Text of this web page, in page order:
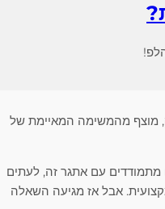
מהמשימה המאיימת של
מתמודדים עם אתגר זה, לעתים
אבל אז מגיעה השאלה